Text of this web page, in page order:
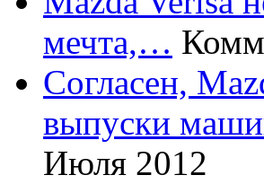
мечта,…
Согласен,
выпуски
Июля 2012